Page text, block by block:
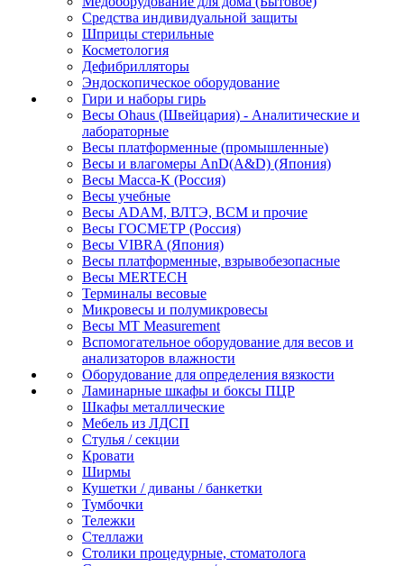
Средства индивидуальной защиты
Шприцы стерильные
Косметология
Дефибрилляторы
Эндоскопическое оборудование
Гири и наборы гирь
Весы Ohaus (Швейцария) - Аналитические и
лабораторные
Весы платформенные (промышленные)
Весы и влагомеры AnD(A&D) (Япония)
Весы Масса-К (Россия)
Весы учебные
Весы ADAM, ВЛТЭ, BCM и прочие
Весы ГОСМЕТР (Россия)
Весы VIBRA (Япония)
Весы платформенные, взрывобезопасные
Весы MERTECH
Терминалы весовые
Микровесы и полумикровесы
Весы MT Measurement
Вспомогательное оборудование для весов и
анализаторов влажности
Оборудование для определения вязкости
Ламинарные шкафы и боксы ПЦР
Шкафы металлические
Мебель из ЛДСП
Стулья / секции
Кровати
Ширмы
Кушетки / диваны / банкетки
Тумбочки
Тележки
Стеллажи
Столики процедурные, стоматолога